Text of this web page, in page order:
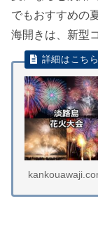
でもおすすめの
海開きは、新型